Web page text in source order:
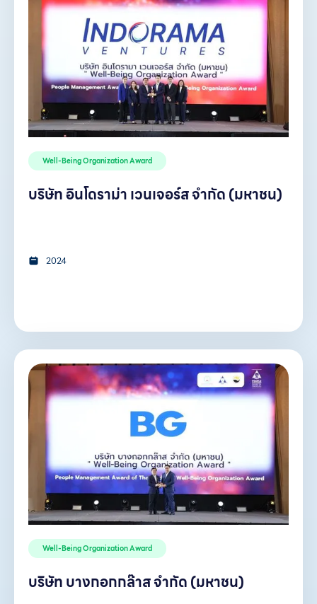
Well-Being Organization Award
บริษัท อินโดราม่า เวนเจอร์ส จำกัด (มหาชน)
2024
Well-Being Organization Award
บริษัท บางกอกกล๊าส จำกัด (มหาชน)